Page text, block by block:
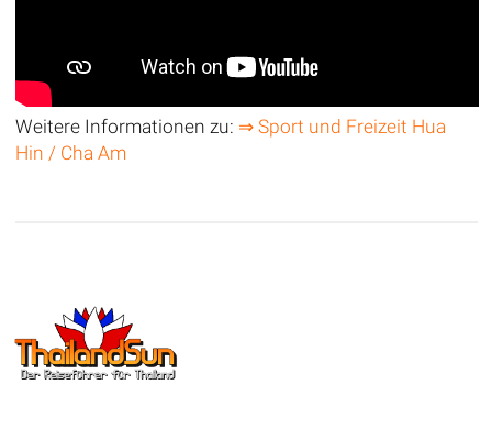
Weitere Informationen zu: ⇒ Sport und Freizeit Hua
Hin / Cha Am